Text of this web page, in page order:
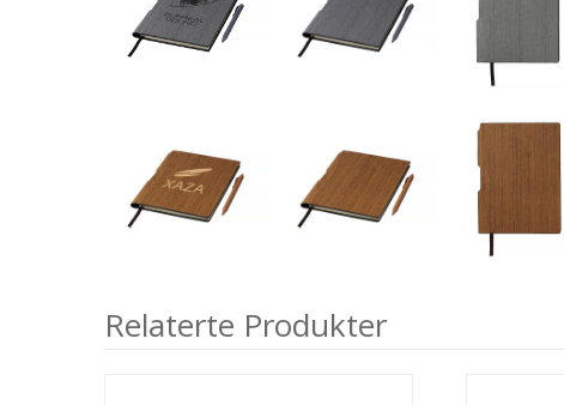
Relaterte Produkter